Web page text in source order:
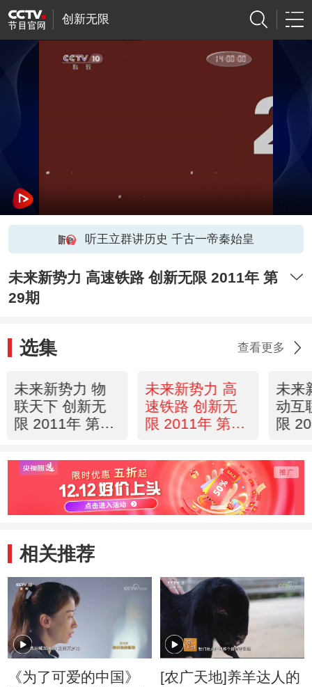
创新无限
听王立群讲历史 千古一帝秦始皇
未来新势力 高速铁路 创新无限 2011年 第
29期
选集 查看更多
未来新势力 物
联天下 创新无
限 2011年 第30
未来新势力 高
速铁路 创新无
限 2011年 第29
未来
动互
限
相关推荐
《为了可爱的中国》
[农广天地]养羊达人的